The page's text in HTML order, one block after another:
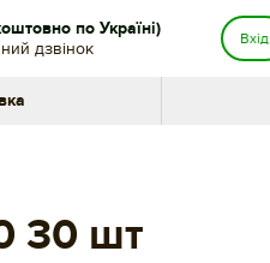
по Україні)
дзвінок
Вхід
30 шт